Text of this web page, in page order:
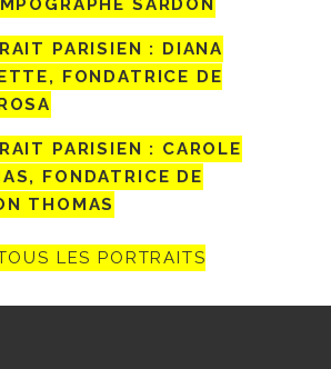
SARDON
PARISIEN : DIANA
FONDATRICE DE
PARISIEN : CAROLE
FONDATRICE DE
THOMAS
LES PORTRAITS